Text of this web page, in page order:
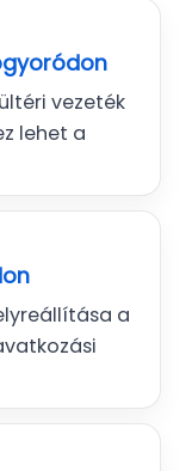
vezeték
lehet a
a